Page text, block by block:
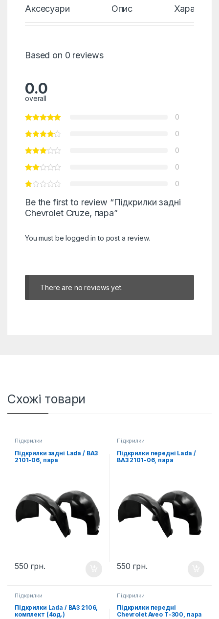
Аксесуари Опис
Based on 0 reviews
0.0
overall
0
0
0
0
0
Be the first to review “Підкрилки задні
Chevrolet Cruze, пара”
You must belogged in to post a review.
There are no reviews yet.
Схожі товари
Підкрилки
Підкрилки задні Lada / ВАЗ
2101-06, пара
550 грн.
Підкрилки
Підкрилки передні Lada /
ВАЗ 2101-06, пара
550 грн.
Підкрилки
Підкрилки Lada / ВАЗ 2106,
комплект (4од.)
Підкрилки
Підкрилки передні
Chevrolet Aveo Т-300, пара